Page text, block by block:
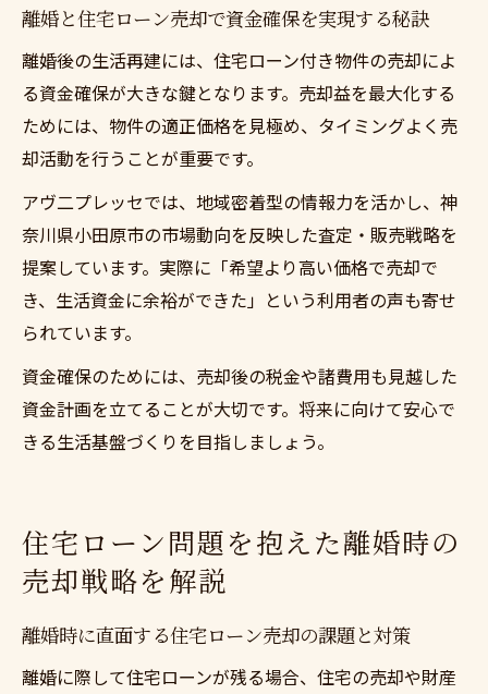
離婚と住宅ローン売却で資金確保を実現する秘訣
離婚後の生活再建には、住宅ローン付き物件の売却によ
る資金確保が大きな鍵となります。売却益を最大化する
ためには、物件の適正価格を見極め、タイミングよく売
却活動を行うことが重要です。
アヴ二プレッセでは、地域密着型の情報力を活かし、神
奈川県小田原市の市場動向を反映した査定・販売戦略を
提案しています。実際に「希望より高い価格で売却で
き、生活資金に余裕ができた」という利用者の声も寄せ
られています。
資金確保のためには、売却後の税金や諸費用も見越した
資金計画を立てることが大切です。将来に向けて安心で
きる生活基盤づくりを目指しましょう。
住宅ローン問題を抱えた離婚時の
売却戦略を解説
離婚時に直面する住宅ローン売却の課題と対策
離婚に際して住宅ローンが残る場合、住宅の売却や財産